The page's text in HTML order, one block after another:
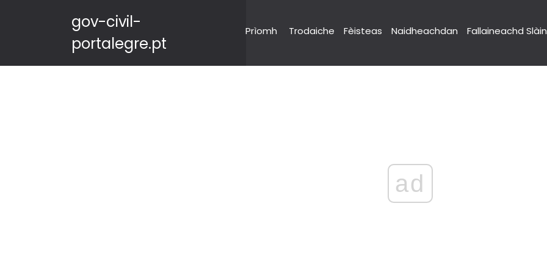
gov-civil-
portalegre.pt
Prìomh Trodaiche Fèisteas Naidheachdan Fallaineachd
ad